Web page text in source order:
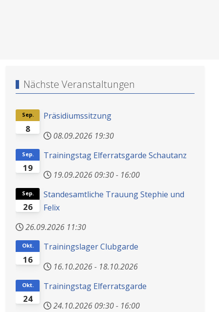
Nächste Veranstaltungen
8
Sep.
Präsidiumssitzung
08.09.2026 19:30
19
Sep.
Trainingstag Elferratsgarde Schautanz
19.09.2026 09:30- 16:00
26
Sep.
Standesamtliche Trauung Stephie und
Felix
26.09.2026 11:30
16
Okt.
Trainingslager Clubgarde
16.10.2026- 18.10.2026
24
Okt.
Trainingstag Elferratsgarde
24.10.2026 09:30- 16:00